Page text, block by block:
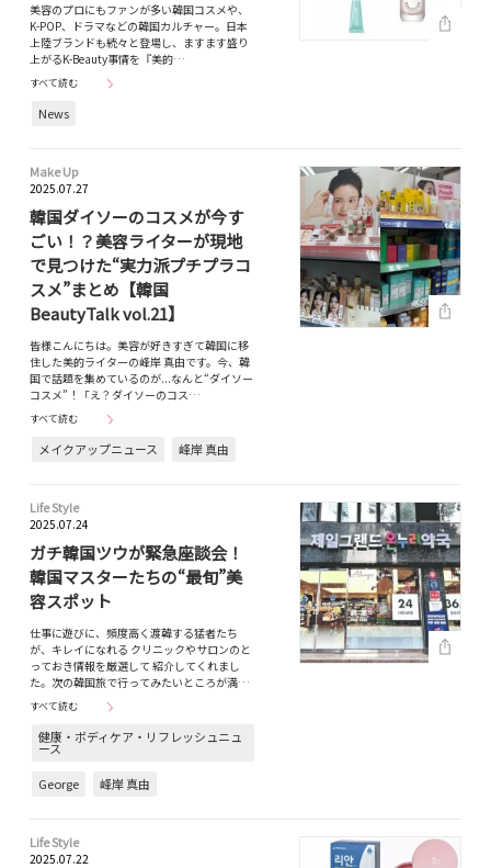
美容のプロにもファンが多い韓国コスメや、
K-POP、ドラマなどの韓国カルチャー。日本
上陸ブランドも続々と登場し、ますます盛り
上がるK-Beauty事情を『美的…
すべて読む
News
Make Up
2025.07.27
韓国ダイソーのコスメが今す
ごい！？美容ライターが現地
で見つけた“実力派プチプラコ
スメ”まとめ【韓国
BeautyTalk vol.21】
皆様こんにちは。美容が好きすぎて韓国に移
住した美的ライターの峰岸 真由です。今、韓
国で話題を集めているのが...なんと“ダイソー
コスメ”！「え？ダイソーのコス…
すべて読む
メイクアップニュース 峰岸 真由
Life Style
2025.07.24
ガチ韓国ツウが緊急座談会！
韓国マスターたちの“最旬”美
容スポット
仕事に遊びに、頻度高く渡韓する猛者たち
が、キレイになれる クリニックやサロンのと
っておき情報を厳選して 紹介してくれまし
た。次の韓国旅で行ってみたいところが満…
すべて読む
健康・ボディケア・リフレッシュニュ
ース
George
峰岸 真由
Life Style
2025.07.22